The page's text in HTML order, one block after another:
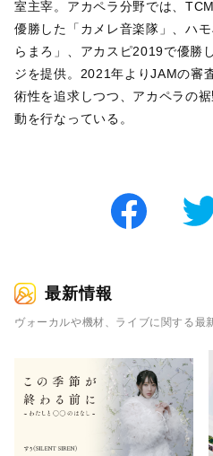
室主宰。アカペラ分野では、
優勝した「カメレ音楽隊」、ハ
らまろ」、アカスピ2019で優勝
ジを提供。2021年よりJAMの審
術性を追求しつつ、アカペラの
動を行なっている。
最新情報
ヴォーカルや機材、ライブに関する最